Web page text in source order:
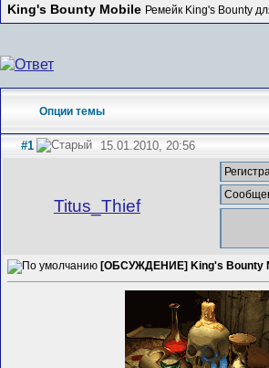
King's Bounty Mobile Ремейк King's Bounty
Опции темы
#1 15.01.2010, 20:56
Titus_Thief
[ОБСУЖДЕНИЕ] King's Bounty